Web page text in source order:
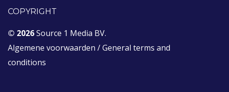
COPYRIGHT
© 2026Source 1 Media BV.
Algemene voorwaarden /General terms and
conditions